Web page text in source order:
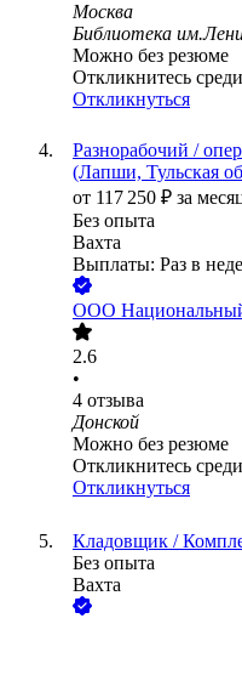
Москва
Библиотека
Можно без резюме
Откликнитесь
Откликнуться
Разнорабочий /
(Лапши, Тульская
от 117 250 ₽ за
Без опыта
Вахта
Выплаты: Раз в
ООО
2.6
•
4 отзыва
Донской
Можно без резюме
Откликнитесь
Откликнуться
Кладовщик /
Без опыта
Вахта